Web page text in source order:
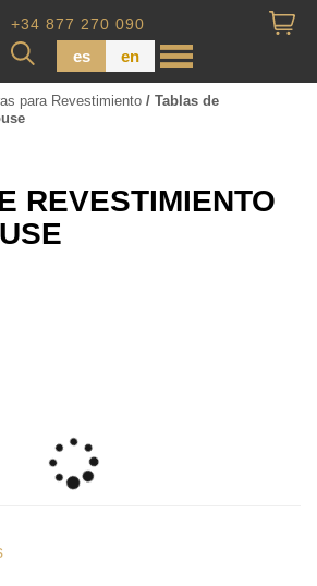
+34 877 270 090
es en
para Revestimiento / Tablas de
REVESTIMIENTO